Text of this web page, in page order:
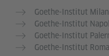
Goethe-Institut
Goethe-Institut
Goethe-Institut
Goethe-Institut Roma